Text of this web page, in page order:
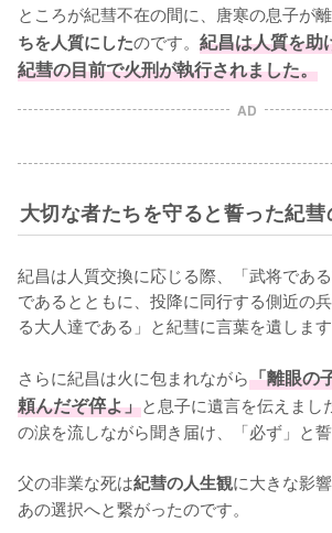
ところが紀彗不在の間に、唐寒の息子が
ちを人質にしたのです。 紀昌は人質を助
紀彗の目前で火刑が執行されました。
AD
大切な者たちを守ると誓った紀
紀昌は人質交換に応じる際、「武将であ
であるとともに、投降に同行する側近の
る大人達である」と紀彗に言葉を遺します
さらに紀昌は火に包まれながら「離眼の
頼んだぞ倅よ」と息子に遺言を伝えまし
の涙を流しながら聞き届け、「必ず」と誓
父の非業な死は紀彗の人生観に大きな影
あの選択へと繋がったのです。